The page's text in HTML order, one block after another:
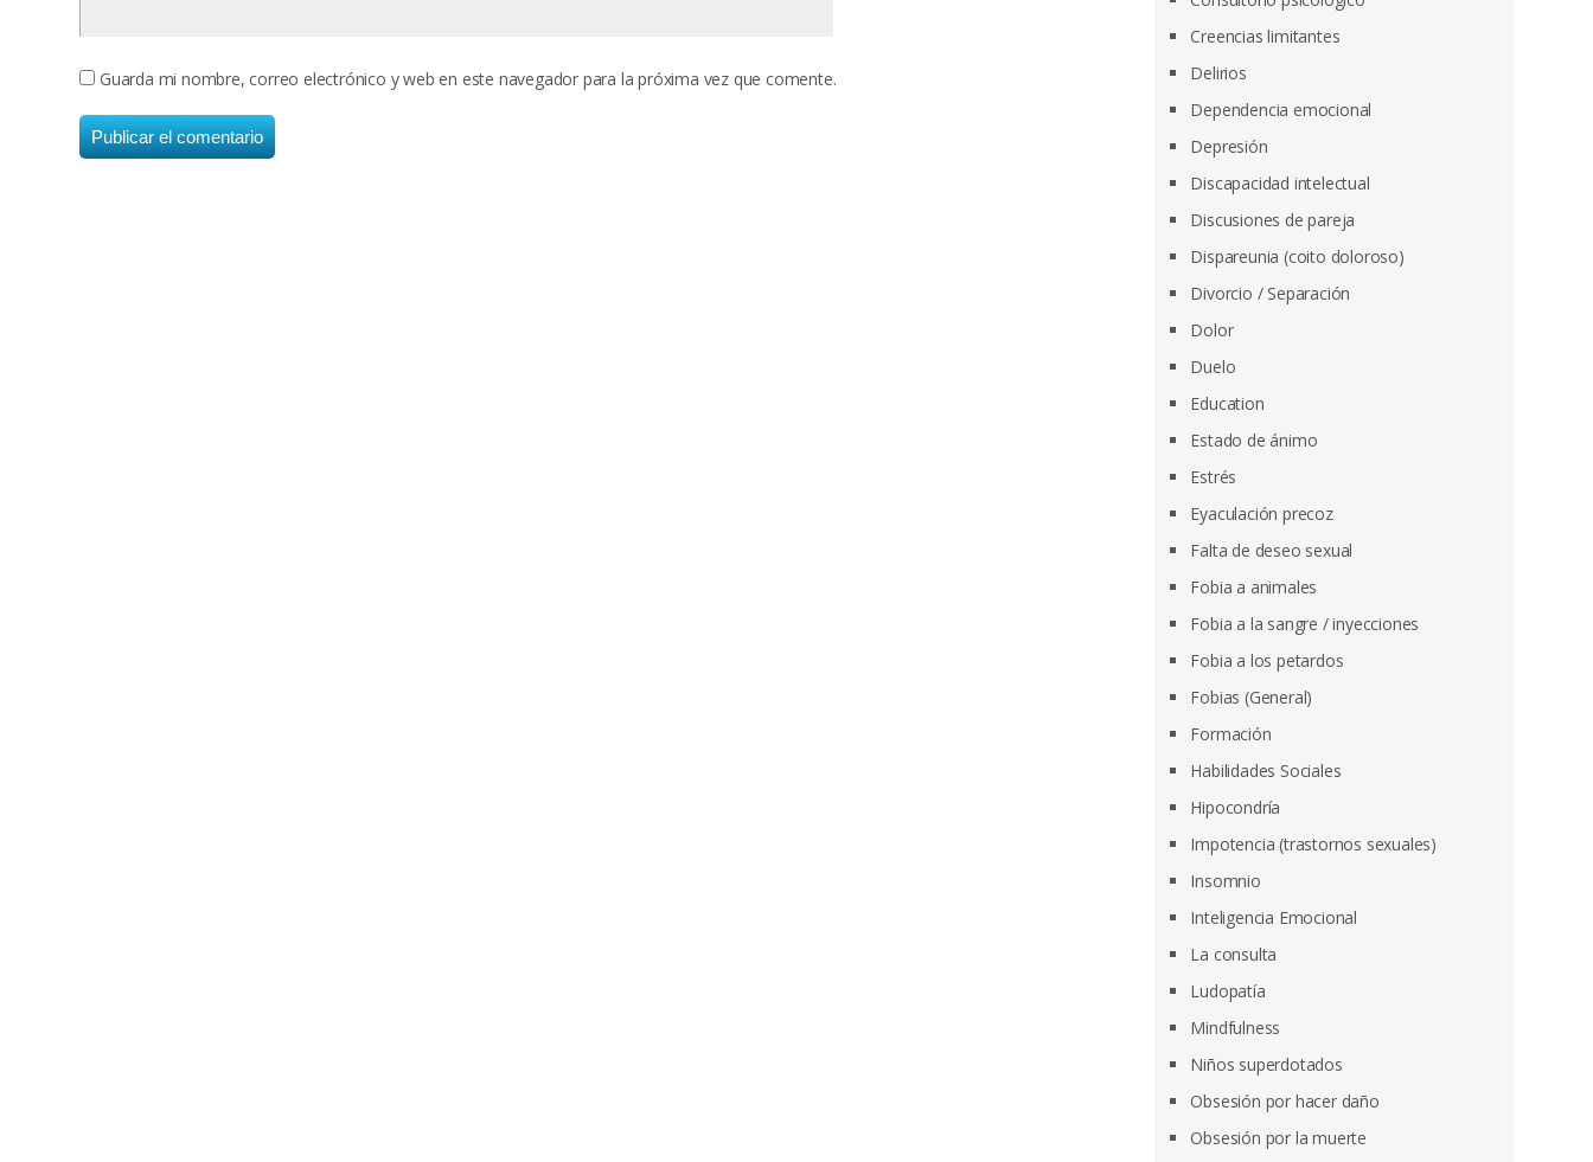
Guarda mi nombre, correo electrónico y web en este navegador para la próxima vez que comente.
Creencias limitantes
Delirios
Dependencia emocional
Depresión
Discapacidad intelectual
Discusiones de pareja
Dispareunia (coito doloroso)
Divorcio / Separación
Dolor
Duelo
Education
Estado de ánimo
Estrés
Eyaculación precoz
Falta de deseo sexual
Fobia a animales
Fobia a la sangre / inyecciones
Fobia a los petardos
Fobias (General)
Formación
Habilidades Sociales
Hipocondría
Impotencia (trastornos sexuales)
Insomnio
Inteligencia Emocional
La consulta
Ludopatía
Mindfulness
Niños superdotados
Obsesión por hacer daño
Obsesión por la muerte